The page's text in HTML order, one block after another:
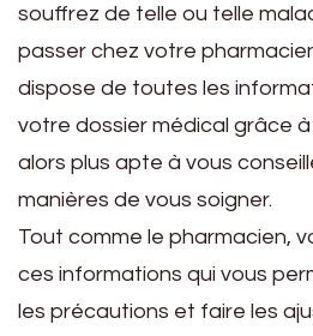
souffrez de telle ou telle
passer chez votre
dispose de toutes les
votre dossier médical grâce à
alors plus apte à vous
manières de vous soigner.
Tout comme le pharmacien,
ces informations qui vous
les précautions et faire les